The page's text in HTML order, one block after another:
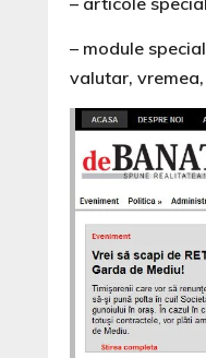
– module
valutar,